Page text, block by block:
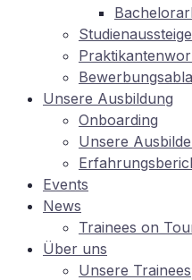
Un­se­re Ausbildung
On­boar­ding
Un­se­re
Events
News
Trai­nees on
Über uns
Un­se­re Trainees